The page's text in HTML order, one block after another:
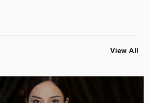
View All